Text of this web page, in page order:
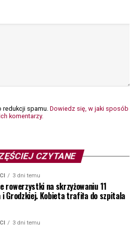
redukcji spamu.Dowiedz się, w jaki sposób
komentarzy.
CZYTANE
3 dni temu
rowerzystki na skrzyżowaniu 11
i Grodzkiej. Kobieta trafiła do szpitala
3 dni temu